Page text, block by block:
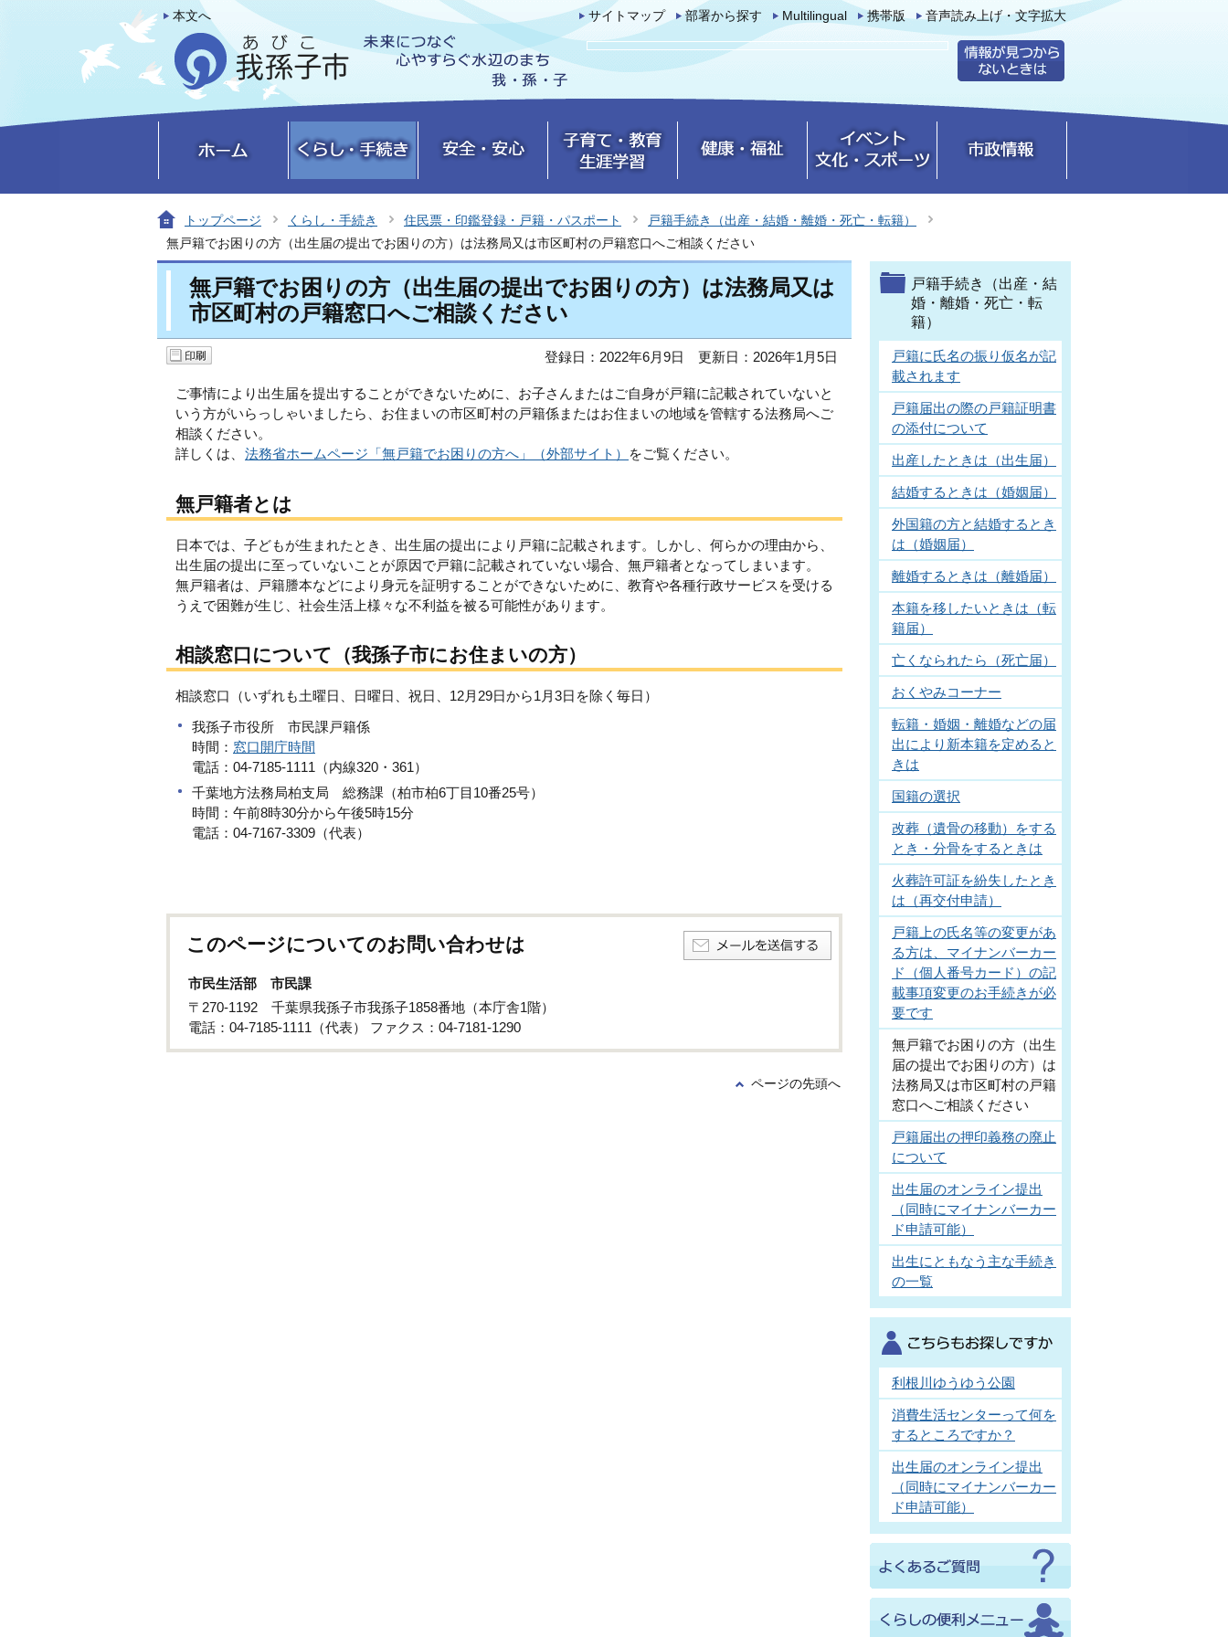
本文へ サイトマップ 部署から探す Multilingual 携帯版 音声読み上げ・文字拡大
トップページ くらし・手続き 住民票・印鑑登録・戸籍・パスポート
戸籍手続き（出産・結婚・離婚・死亡・転籍）
無戸籍でお困りの方（出生届の提出でお困りの方）は法務局又は市区町村の戸籍窓口へご相談ください
無戸籍でお困りの方（出生届の提出でお困りの方）は法務局又は
市区町村の戸籍窓口へご相談ください
登録日：2022年6月9日 更新日：2026年1月5日
ご事情により出生届を提出することができないために、お子さんまたはご自身が戸籍に記載されていないと
いう方がいらっしゃいましたら、お住まいの市区町村の戸籍係またはお住まいの地域を管轄する法務局へご
相談ください。
詳しくは、 法務省ホームページ「無戸籍でお困りの方へ」（外部サイト） をご覧ください。
無戸籍者とは
日本では、子どもが生まれたとき、出生届の提出により戸籍に記載されます。しかし、何らかの理由から、
出生届の提出に至っていないことが原因で戸籍に記載されていない場合、無戸籍者となってしまいます。
無戸籍者は、戸籍謄本などにより身元を証明することができないために、教育や各種行政サービスを受ける
うえで困難が生じ、社会生活上様々な不利益を被る可能性があります。
相談窓口について（我孫子市にお住まいの方）
相談窓口（いずれも土曜日、日曜日、祝日、12月29日から1月3日を除く毎日）
我孫子市役所 市民課戸籍係
時間： 窓口開庁時間
電話：04-7185-1111（内線320・361）
千葉地方法務局柏支局 総務課（柏市柏6丁目10番25号）
時間：午前8時30分から午後5時15分
電話：04-7167-3309（代表）
このページについてのお問い合わせは
市民生活部 市民課
〒270-1192 千葉県我孫子市我孫子1858番地（本庁舎1階）
電話：04-7185-1111（代表） ファクス：04-7181-1290
ページの先頭へ
戸籍手続き（出産・結
婚・離婚・死亡・転
籍）
戸籍に氏名の振り仮名が記
載されます
戸籍届出の際の戸籍証明書
の添付について
出産したときは（出生届）
結婚するときは（婚姻届）
外国籍の方と結婚するとき
は（婚姻届）
離婚するときは（離婚届）
本籍を移したいときは（転
籍届）
亡くなられたら（死亡届）
おくやみコーナー
転籍・婚姻・離婚などの届
出により新本籍を定めると
きは
国籍の選択
改葬（遺骨の移動）をする
とき・分骨をするときは
火葬許可証を紛失したとき
は（再交付申請）
戸籍上の氏名等の変更があ
る方は、マイナンバーカー
ド（個人番号カード）の記
載事項変更のお手続きが必
要です
無戸籍でお困りの方（出生
届の提出でお困りの方）は
法務局又は市区町村の戸籍
窓口へご相談ください
戸籍届出の押印義務の廃止
について
出生届のオンライン提出
（同時にマイナンバーカー
ド申請可能）
出生にともなう主な手続き
の一覧
利根川ゆうゆう公園
消費生活センターって何を
するところですか？
出生届のオンライン提出
（同時にマイナンバーカー
ド申請可能）